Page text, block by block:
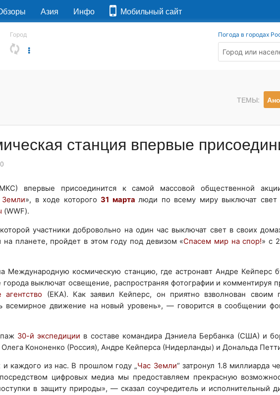
Азия Инфо Мобильный сайт
Город Погода в городах
ТЕМЫ:
станция впервые
впервые присоединится к самой массовой общественной
Земли», в ходе которого 31 марта люди по всему миру выключат свет
(WWF).
участники добровольно на один час выключат свет в своих
планете, пройдет в этом году под девизом «Спасем мир на спор!» с
Международную космическую станцию, где астронавт Андре Кейперс
выключат освещение, распространяя фотографии и комментируя
агентство (ЕКА). Как заявил Кейперс, он приятно взволнован своим
всемирное движение на новый уровень», — говорится в сообщении
30-й экспедиции в составе командира Дэниела Бербанка (США) и
Кононенко (Россия), Андре Кейперса (Нидерланды) и Дональда
и каждого из нас. В прошлом году „Час Земли“ затронул 1.8 миллиарда
цифровых медиа мы предоставляем прекрасную
в защиту природы», — сказал соучредитель и исполнительный